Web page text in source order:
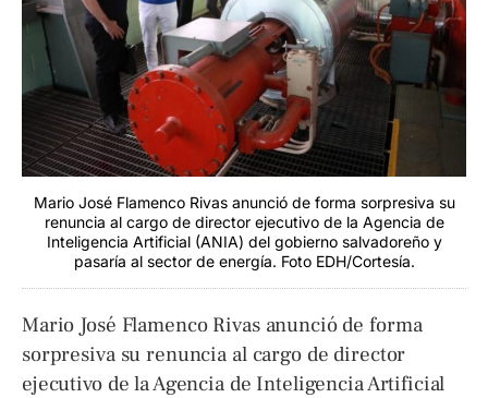
Mario José Flamenco Rivas anunció de forma sorpresiva su
renuncia al cargo de director ejecutivo de la Agencia de
Inteligencia Artificial (ANIA) del gobierno salvadoreño y
pasaría al sector de energía. Foto EDH/Cortesía.
Mario José Flamenco Rivas anunció de forma
sorpresiva su renuncia al cargo de director
ejecutivo de la Agencia de Inteligencia Artificial